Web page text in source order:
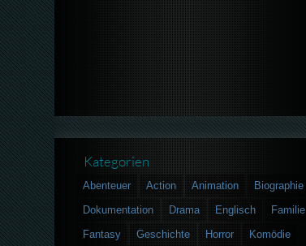
Kategorien
Abenteuer Action Animation
Biographie
Dokumentation
Drama Englisch
Familie
Fantasy
Geschichte Horror
Komödie